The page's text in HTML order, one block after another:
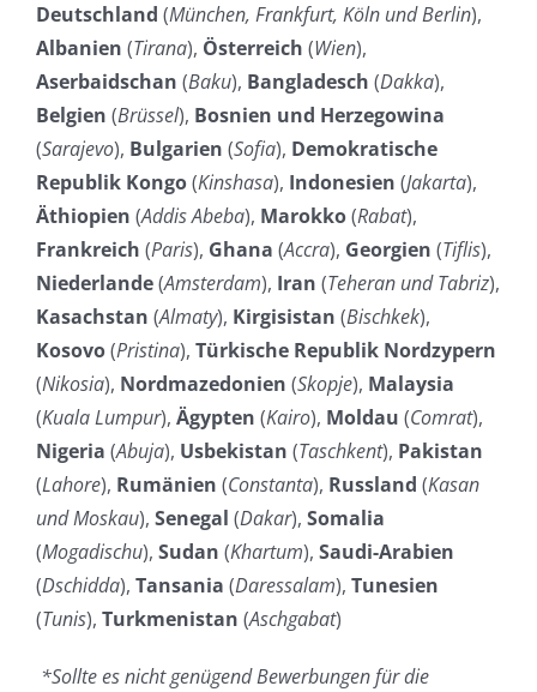
Deutschland (München, Frankfurt, Köln und Berlin),
Albanien (Tirana), Österreich (Wien),
Aserbaidschan (Baku), Bangladesch (Dakka),
Belgien (Brüssel), Bosnien und Herzegowina
(Sarajevo), Bulgarien (Sofia), Demokratische
Republik Kongo(Kinshasa), Indonesien (Jakarta),
Äthiopien (Addis Abeba), Marokko(Rabat),
Frankreich (Paris), Ghana (Accra), Georgien (Tiflis),
Niederlande(Amsterdam), Iran (Teheran und Tabriz),
Kasachstan (Almaty), Kirgisistan (Bischkek),
Kosovo(Pristina), Türkische Republik Nordzypern
(Nikosia), Nordmazedonien (Skopje), Malaysia
(Kuala Lumpur), Ägypten (Kairo), Moldau (Comrat),
Nigeria (Abuja), Usbekistan (Taschkent), Pakistan
(Lahore), Rumänien (Constanta), Russland (Kasan
und Moskau), Senegal (Dakar), Somalia
(Mogadischu), Sudan (Khartum), Saudi-Arabien
(Dschidda), Tansania (Daressalam), Tunesien
(Tunis), Turkmenistan (Aschgabat)
*Sollte es nicht genügend Bewerbungen für die